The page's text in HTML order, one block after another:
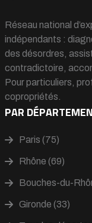
Réseau national
indépendants :
des désordres,
contradictoire,
Pour particuliers,
copropriétés.
PAR
Paris (75)
Rhône (69)
Bouches-du-
Gironde (33)